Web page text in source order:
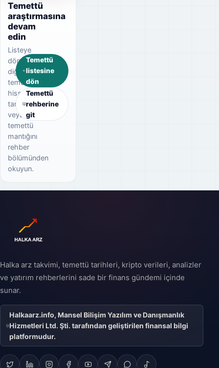
Temettü
araştırmasına
devam
edin
Listeye
dönerek
diğer
temettü
hisselerini
tarayın
veya
temettü
mantığını
rehber
bölümünden
okuyun.
Temettü
listesine
dön
Temettü
rehberine
git
Halka arz takvimi, temettü tarihleri, kripto verileri, analizler
ve yatırım rehberlerini sade bir finans gündemi içinde
sunar.
Halkaarz.info, Mansel Bilişim Yazılım ve Danışmanlık
Hizmetleri Ltd. Şti. tarafından geliştirilen finansal bilgi
platformudur.